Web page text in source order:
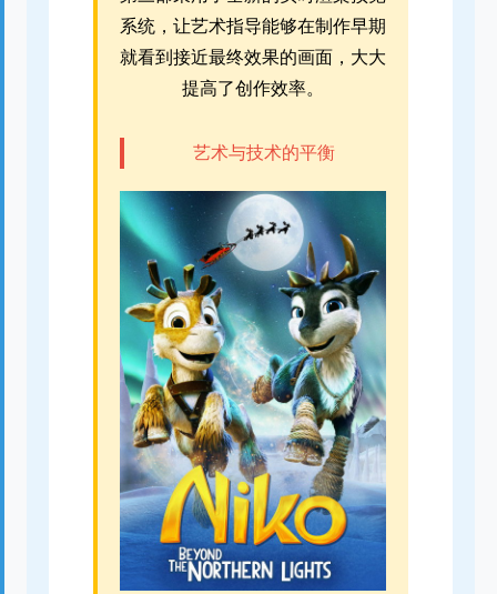
系统，让艺术指导能够在制作早期
就看到接近最终效果的画面，大大
提高了创作效率。
艺术与技术的平衡